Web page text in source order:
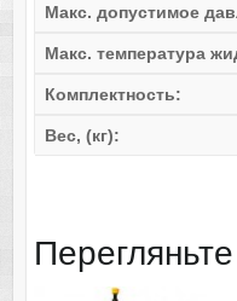
Макс. допустимое
Макс. температура
Комплектность:
Вес, (кг):